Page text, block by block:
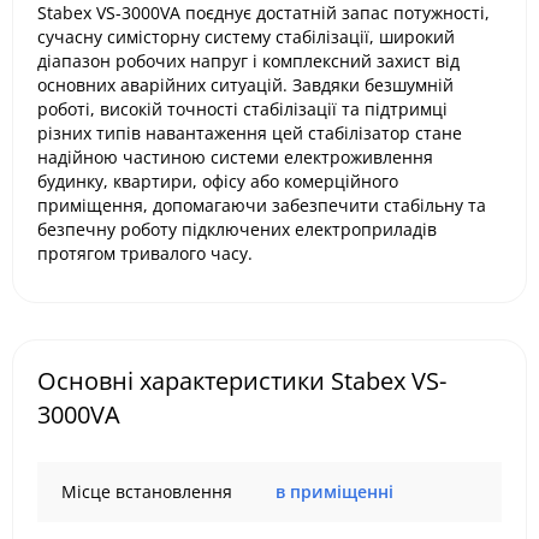
Stabex VS-3000VA поєднує достатній запас потужності,
сучасну симісторну систему стабілізації, широкий
діапазон робочих напруг і комплексний захист від
основних аварійних ситуацій. Завдяки безшумній
роботі, високій точності стабілізації та підтримці
різних типів навантаження цей стабілізатор стане
надійною частиною системи електроживлення
будинку, квартири, офісу або комерційного
приміщення, допомагаючи забезпечити стабільну та
безпечну роботу підключених електроприладів
протягом тривалого часу.
Основні характеристики Stabex VS-
3000VA
Місце встановлення в приміщенні